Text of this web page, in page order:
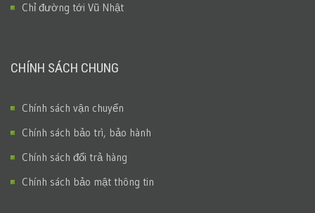
Chỉ đường tới Vũ Nhật
CHÍNH SÁCH CHUNG
Chính sách vận chuyển
Chính sách bảo trì, bảo hành
Chính sách đổi trả hàng
Chính sách bảo mật thông tin